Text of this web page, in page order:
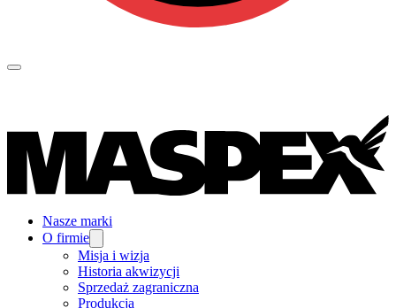
Nasze marki
O firmie
Misja i wizja
Historia akwizycji
Sprzedaż zagraniczna
Produkcja